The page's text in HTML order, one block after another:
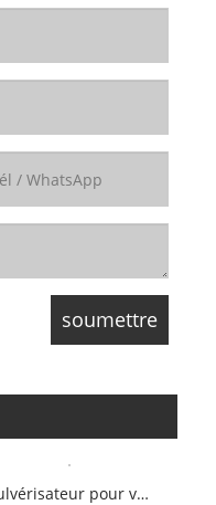
Pulvérisateur pour verger